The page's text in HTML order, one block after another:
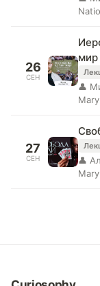
26
СЕН
мир
👤
27
СЕН
👤